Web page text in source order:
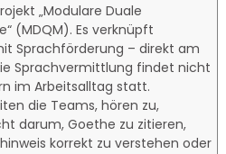
„Modulare Duale
(MDQM). Es verknüpft
Sprachförderung – direkt am
Sprachvermittlung findet nicht
im Arbeitsalltag statt.
die Teams, hören zu,
darum, Goethe zu zitieren,
korrekt zu verstehen oder